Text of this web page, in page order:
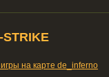
на карте de_inferno